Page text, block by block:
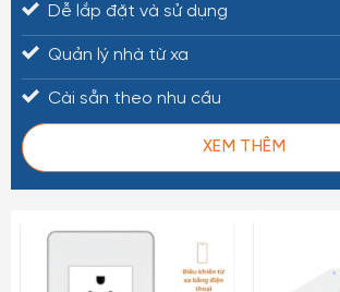
Dễ lắp đặt và sử dụng
Quản lý nhà từ xa
Cài sẵn theo nhu cầu
XEM THÊM